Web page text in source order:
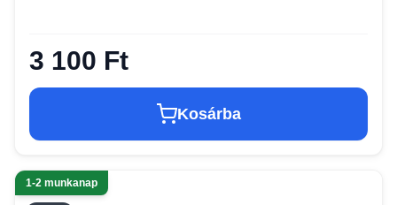
3 100 Ft
Kosárba
1-2 munkanap